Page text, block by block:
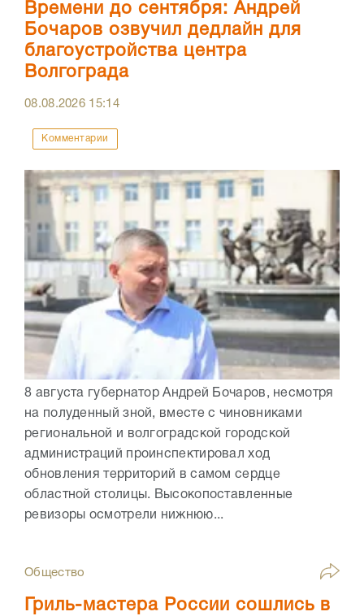
Времени до сентября: Андрей
Бочаров озвучил дедлайн для
благоустройства центра
Волгограда
08.08.2026 15:14
Комментарии
8 августа губернатор Андрей Бочаров, несмотря
на полуденный зной, вместе с чиновниками
региональной и волгоградской городской
администраций проинспектировал ход
обновления территорий в самом сердце
областной столицы. Высокопоставленные
ревизоры осмотрели нижнюю...
Общество
Гриль-мастера России сошлись в